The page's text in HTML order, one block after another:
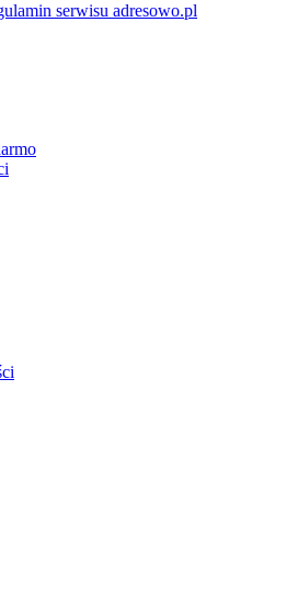
serwisu adresowo.pl